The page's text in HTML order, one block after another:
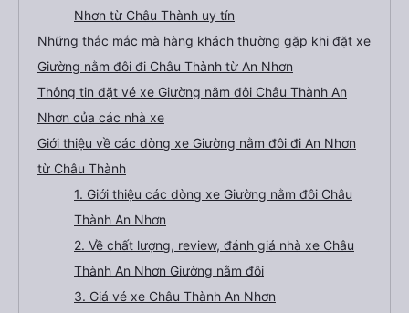
Nhơn từ Châu Thành uy tín
Những thắc mắc mà hàng khách thường gặp khi đặt xe
Giường nằm đôi đi Châu Thành từ An Nhơn
Thông tin đặt vé xe Giường nằm đôi Châu Thành An
Nhơn của các nhà xe
Giới thiệu về các dòng xe Giường nằm đôi đi An Nhơn
từ Châu Thành
1. Giới thiệu các dòng xe Giường nằm đôi Châu
Thành An Nhơn
2. Về chất lượng, review, đánh giá nhà xe Châu
Thành An Nhơn Giường nằm đôi
3. Giá vé xe Châu Thành An Nhơn